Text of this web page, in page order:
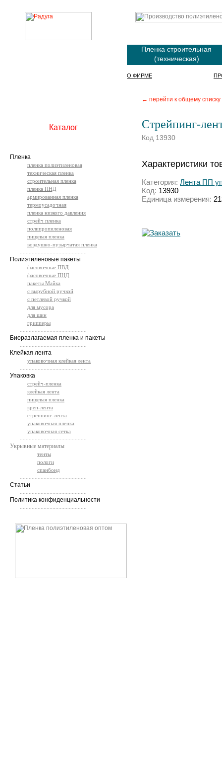
Пленка строительная
(техническая)
О ФИРМЕ
← перейти к общему списку
Стрейпинг-
Код 13930
Характеристики
Категория: Лента ПП
Код: 13930
Единица измерения:
Каталог
Пленка
пленка полиэтиленовая
техническая пленка
строительная пленка
пленка ПНД
армированная пленка
термоусадочная
пленка низкого давления
стрейч пленка
полипропиленовая
пищевая пленка
воздушно-пузырчатая пленка
Полиэтиленовые пакеты
фасовочные ПВД
фасовочные ПНД
пакеты Майка
с вырубной ручкой
с петлевой ручкой
для мусора
для шин
грипперы
Биоразлагаемая пленка и пакеты
Клейкая лента
упаковочная клейкая лента
Упаковка
стрейч-пленка
клейкая лента
пищевая пленка
креп-лента
стреппинг-лента
упаковочная пленка
упаковочная сетка
Укрывные материалы
тенты
пологи
спанбонд
Статьи
Политика конфиденциальности